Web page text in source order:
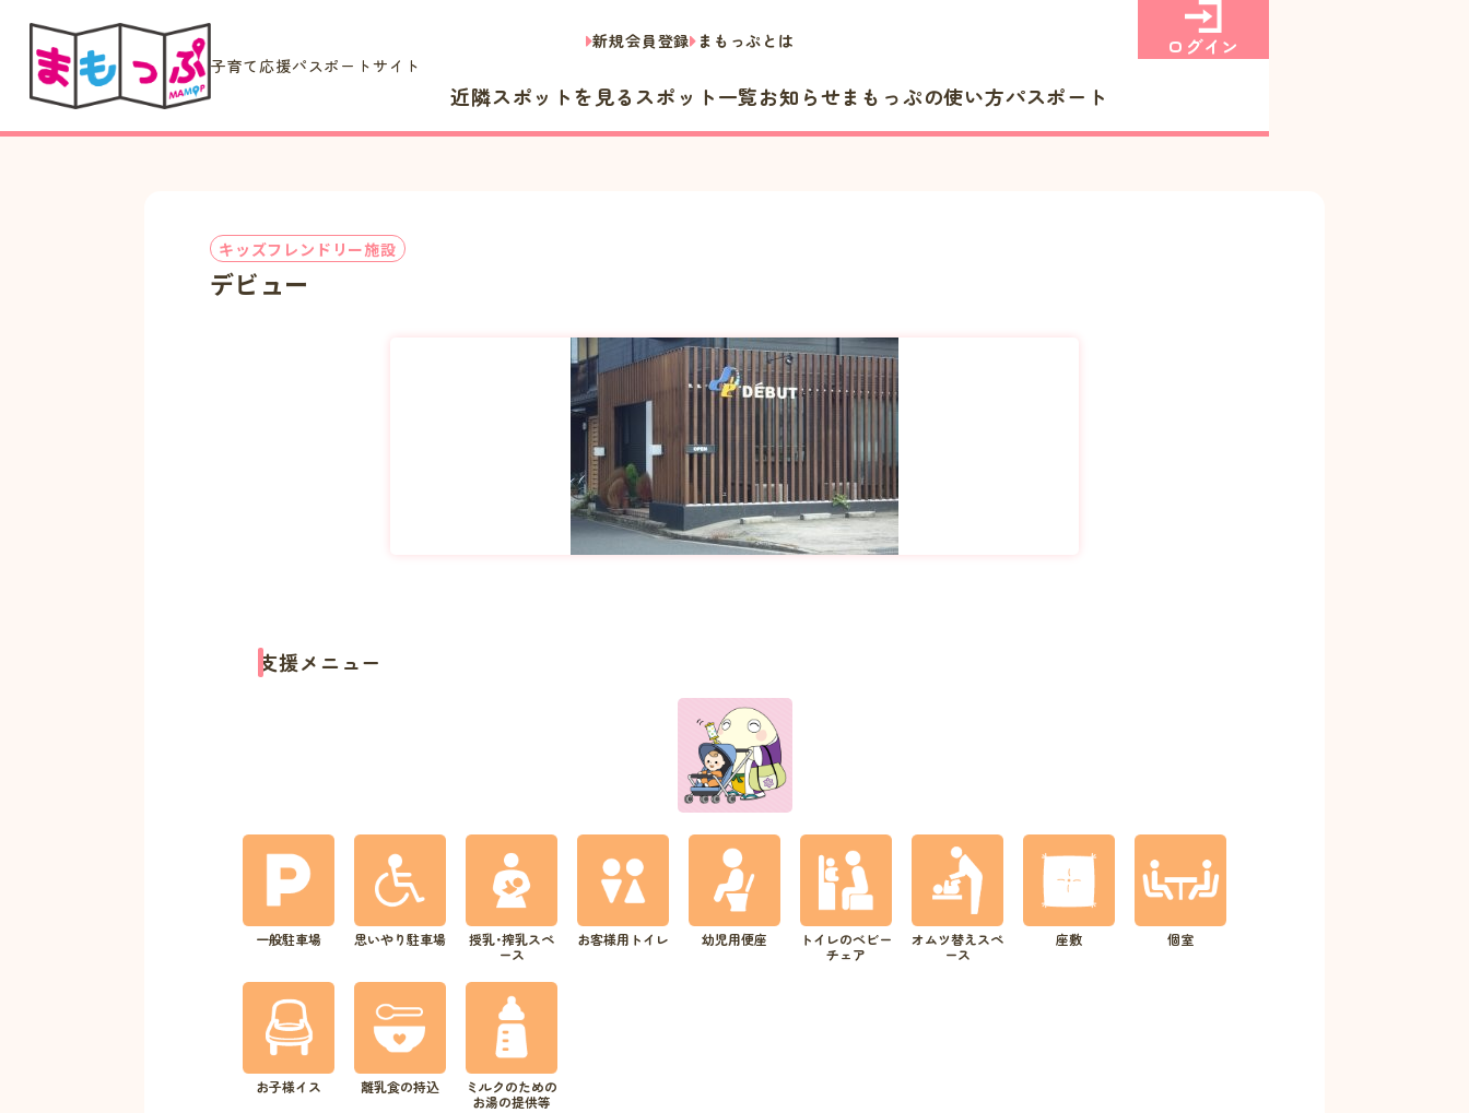
子育て応援パスポートサイト
新規会員登録 まもっぷとは ログイン
近隣スポットを見るスポット一覧お知らせまもっぷの使い方パスポート
キッズフレンドリー施設
デビュー
支援メニュー
一般駐車場 思いやり駐車場
授乳･搾乳スペ
ース
お客様用トイレ 幼児用便座
トイレのベビー
チェア
オムツ替えスペ
ース
座敷 個室
お子様イス 離乳食の持込
ミルクのための
お湯の提供等